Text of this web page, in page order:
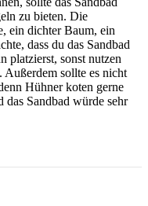
zu bieten. Die
ein dichter Baum, ein
dass du das Sandbad
platzierst, sonst nutzen
sollte es nicht
Hühner koten gerne
das Sandbad würde sehr